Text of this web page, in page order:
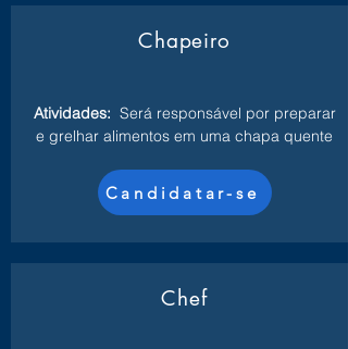
Chapeiro
Atividades: Será responsável por preparar
e grelhar alimentos em uma chapa quente
Candidatar-se
Chef